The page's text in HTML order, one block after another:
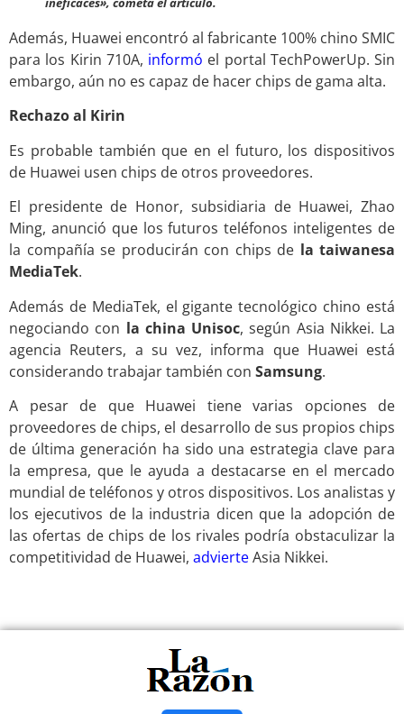
Además, Huawei encontró al fabricante 100% chino SMIC
para los Kirin 710A, informó el portal TechPowerUp. Sin
embargo, aún no es capaz de hacer chips de gama alta.
Rechazo al Kirin
Es probable también que en el futuro, los dispositivos
de Huawei usen chips de otros proveedores.
El presidente de Honor, subsidiaria de Huawei, Zhao
Ming, anunció que los futuros teléfonos inteligentes de
la compañía se producirán con chips de la taiwanesa
MediaTek.
Además de MediaTek, el gigante tecnológico chino está
negociando con la china Unisoc, según Asia Nikkei. La
agencia Reuters, a su vez, informa que Huawei está
considerando trabajar también con Samsung.
A pesar de que Huawei tiene varias opciones de
proveedores de chips, el desarrollo de sus propios chips
de última generación ha sido una estrategia clave para
la empresa, que le ayuda a destacarse en el mercado
mundial de teléfonos y otros dispositivos. Los analistas y
los ejecutivos de la industria dicen que la adopción de
las ofertas de chips de los rivales podría obstaculizar la
competitividad de Huawei, advierteAsia Nikkei.